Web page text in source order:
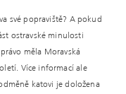
své popraviště? A pokud
ostravské minulosti
měla Moravská
Více informací ale
katovi je doložena